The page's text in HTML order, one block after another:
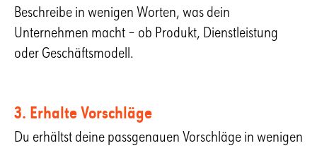
Beschreibe in wenigen Worten, was dein
Unternehmen macht – ob Produkt, Dienstleistung
oder Geschäftsmodell.
3. Erhalte Vorschläge
Du erhältst deine passgenauen Vorschläge in wenigen